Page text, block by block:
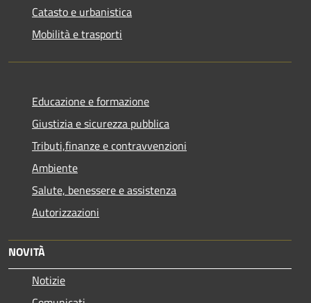
Catasto e urbanistica
Mobilità e trasporti
Educazione e formazione
Giustizia e sicurezza pubblica
Tributi,finanze e contravvenzioni
Ambiente
Salute, benessere e assistenza
Autorizzazioni
NOVITÀ
Notizie